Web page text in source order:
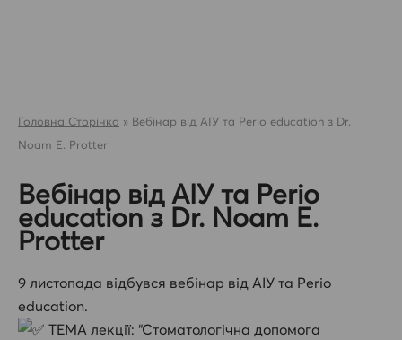
Головна Сторінка » Вебінар від АІУ та Perio education з Dr.
Noam E. Protter
Вебінар від АІУ та Perio
education з Dr. Noam E.
Protter
9 листопада відбувся вебінар від АІУ та Perio
education.
ТЕМА лекції: “Стоматологічна допомога